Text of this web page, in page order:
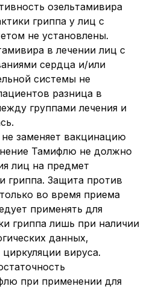
озельтамивира
гриппа у лиц с
не установлены.
в лечении лиц с
сердца и/или
системы не
разница в
группами лечения и
заменяет вакцинацию
Тамифлю не должно
лиц на предмет
гриппа. Защита против
во время приема
применять для
гриппа лишь при наличии
данных,
вируса.
при применении для